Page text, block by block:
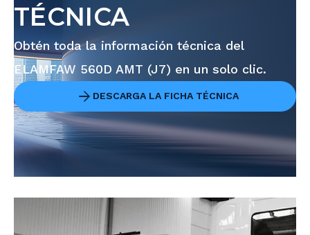
TÉCNICA
Obtén toda la información técnica del
ELAMFAW 560D AMT (J7) en un solo clic.
DESCARGA LA FICHA TÉCNICA